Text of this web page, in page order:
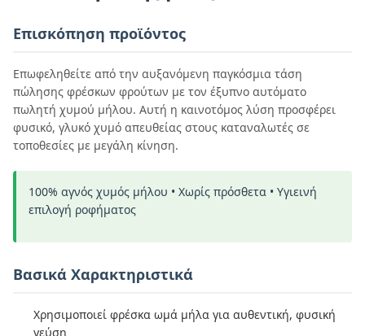
Επισκόπηση προϊόντος
Επωφεληθείτε από την αυξανόμενη παγκόσμια τάση
πώλησης φρέσκων φρούτων με τον έξυπνο αυτόματο
πωλητή χυμού μήλου. Αυτή η καινοτόμος λύση προσφέρει
φυσικό, γλυκό χυμό απευθείας στους καταναλωτές σε
τοποθεσίες με μεγάλη κίνηση.
100% αγνός χυμός μήλου • Χωρίς πρόσθετα • Υγιεινή
επιλογή ροφήματος
Βασικά Χαρακτηριστικά
Χρησιμοποιεί φρέσκα ωμά μήλα για αυθεντική, φυσική
γεύση